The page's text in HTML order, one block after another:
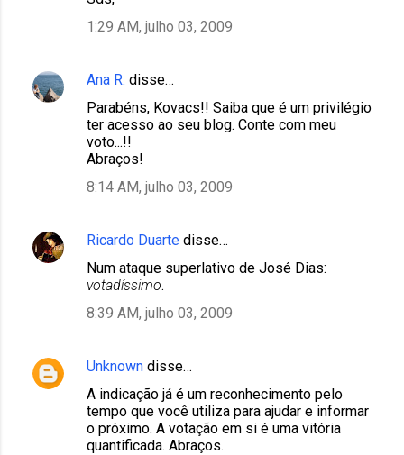
1:29 AM, julho 03, 2009
Ana R. disse…
Parabéns, Kovacs!! Saiba que é um privilégio
ter acesso ao seu blog. Conte com meu
voto...!!
Abraços!
8:14 AM, julho 03, 2009
Ricardo Duarte disse…
Num ataque superlativo de José Dias:
votadíssimo.
8:39 AM, julho 03, 2009
Unknown disse…
A indicação já é um reconhecimento pelo
tempo que você utiliza para ajudar e informar
o próximo. A votação em si é uma vitória
quantificada. Abraços.